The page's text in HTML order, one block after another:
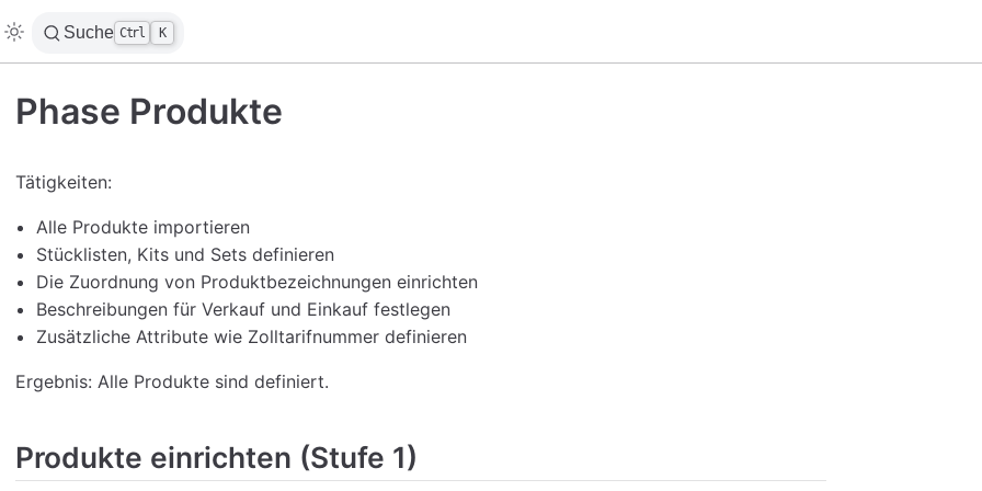
Suche Ctrl K
Phase Produkte
Tätigkeiten:
Alle Produkte importieren
Stücklisten, Kits und Sets definieren
Die Zuordnung von Produktbezeichnungen einrichten
Beschreibungen für Verkauf und Einkauf festlegen
Zusätzliche Attribute wie Zolltarifnummer definieren
Ergebnis: Alle Produkte sind definiert.
Produkte einrichten (Stufe 1)